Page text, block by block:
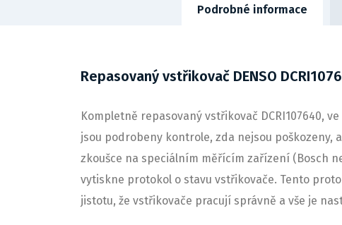
Podrobné informace
Repasovaný vstřikovač DENSO
Kompletně repasovaný vstřikovač DCRI107640,
jsou podrobeny kontrole, zda nejsou
zkoušce na speciálním měřícím zařízení (Bosch
vytiskne protokol o stavu vstřikovače. Tento
jistotu, že vstřikovače pracují správně a vše je